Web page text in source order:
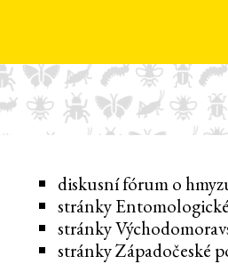
diskusní fórum o
stránky
stránky
stránky Západočeské